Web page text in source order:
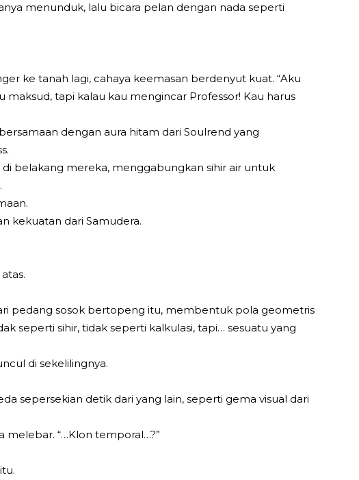
menunduk, lalu bicara pelan dengan nada seperti
ke tanah lagi, cahaya keemasan berdenyut kuat. “Aku
maksud, tapi kalau kau mengincar Professor! Kau harus
dengan aura hitam dari Soulrend yang
di belakang mereka, menggabungkan sihir air untuk
kekuatan dari Samudera.
pedang sosok bertopeng itu, membentuk pola geometris
seperti sihir, tidak seperti kalkulasi, tapi… sesuatu yang
di sekelilingnya.
sepersekian detik dari yang lain, seperti gema visual dari
melebar. “…Klon temporal…?”